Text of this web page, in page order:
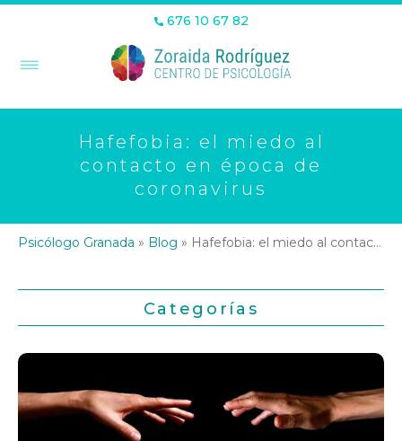
676 10 67 82
Hafefobia: el miedo al
contacto en época de
coronavirus
Psicólogo Granada » Blog » Hafefobia: el miedo al contacto en época de coronavirus
Categorías